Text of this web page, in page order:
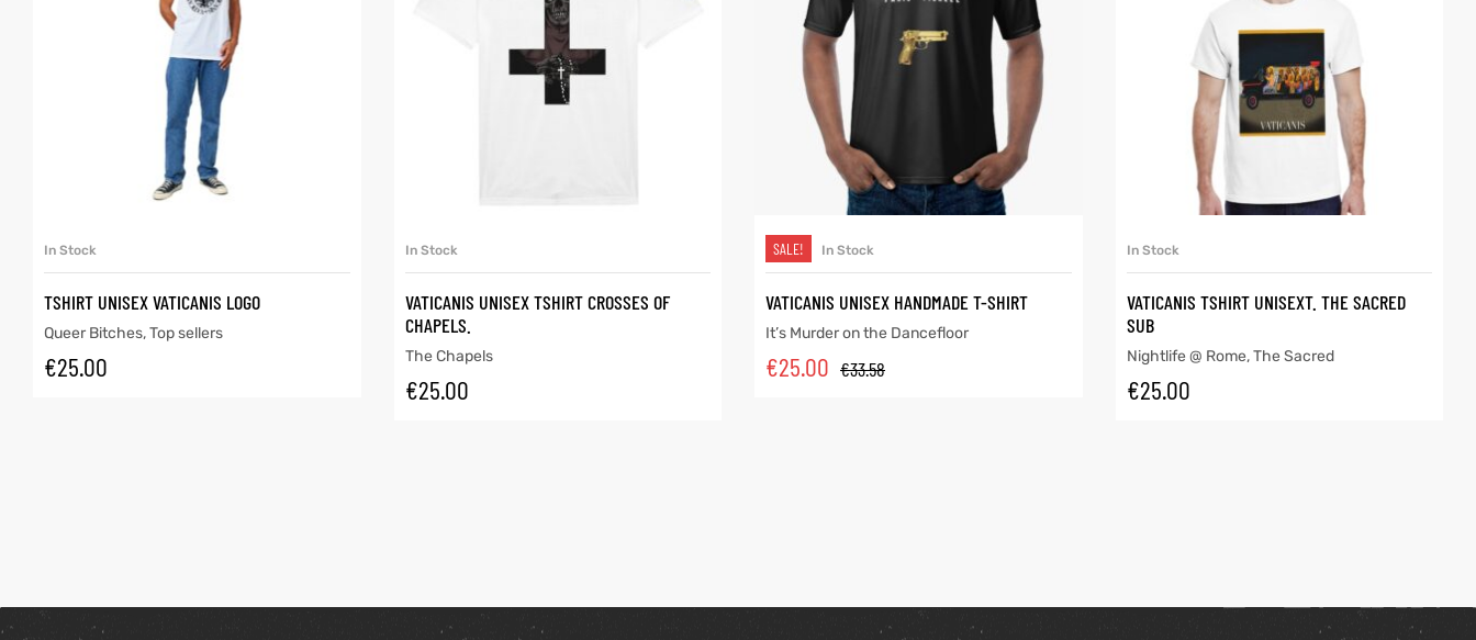
In Stock
TSHIRT UNISEX VATICANIS LOGO
Queer Bitches,Top sellers
€25.00
In Stock
VATICANIS UNISEX TSHIRT CROSSES OF
CHAPELS.
The Chapels
€25.00
SELECT OPTIONS
SALE! In Stock
VATICANIS UNISEX HANDMADE T-SHIRT
It’s Murder on the Dancefloor
€33.58
€25.00
In Stock
VATICANIS TSHIRT UNISEXT. THE SACRED
SUB
Nightlife @ Rome,The Sacred
€25.00